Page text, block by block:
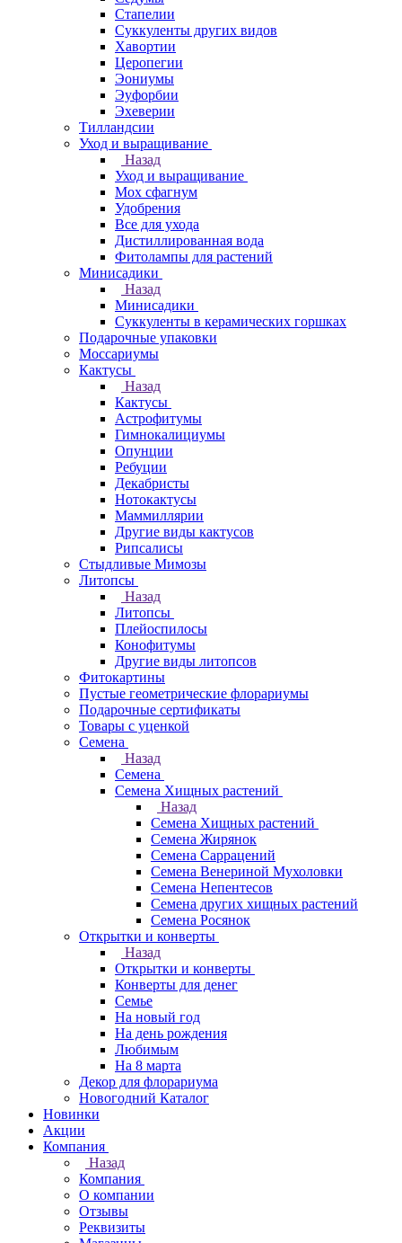
Стапелии
Суккуленты других видов
Хавортии
Церопегии
Эониумы
Эуфорбии
Эхеверии
Тилландсии
Уход и выращивание
Назад
Уход и выращивание
Мох сфагнум
Удобрения
Все для ухода
Дистиллированная вода
Фитолампы для растений
Минисадики
Назад
Минисадики
Суккуленты в керамических горшках
Подарочные упаковки
Моссариумы
Кактусы
Назад
Кактусы
Астрофитумы
Гимнокалициумы
Опунции
Ребуции
Декабристы
Нотокактусы
Маммиллярии
Другие виды кактусов
Рипсалисы
Стыдливые Мимозы
Литопсы
Назад
Литопсы
Плейоспилосы
Конофитумы
Другие виды литопсов
Фитокартины
Пустые геометрические флорариумы
Подарочные сертификаты
Товары с уценкой
Семена
Назад
Семена
Семена Хищных растений
Назад
Семена Хищных растений
Семена Жирянок
Семена Саррацений
Семена Венериной Мухоловки
Семена Непентесов
Семена других хищных растений
Семена Росянок
Открытки и конверты
Назад
Открытки и конверты
Конверты для денег
Семье
На новый год
На день рождения
Любимым
На 8 марта
Декор для флорариума
Новогодний Каталог
Новинки
Акции
Компания
Назад
Компания
О компании
Отзывы
Реквизиты